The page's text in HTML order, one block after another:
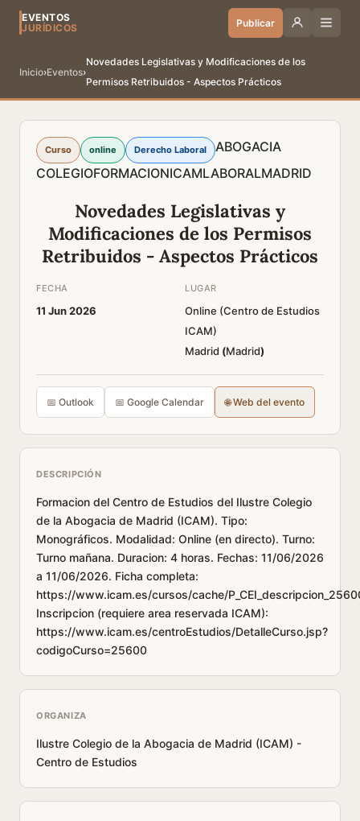
EVENTOS
JURÍDICOS
Publicar
Inicio›Eventos›
Novedades Legislativas y Modificaciones de los
Permisos Retribuidos - Aspectos Prácticos
Curso online Derecho Laboral
ABOGACIA
COLEGIOFORMACIONICAMLABORALMADRID
Novedades Legislativas y
Modificaciones de los Permisos
Retribuidos - Aspectos Prácticos
FECHA
11 Jun 2026
LUGAR
Online (Centro de Estudios
ICAM)
Madrid (Madrid)
📅 Outlook 📅 Google Calendar 🌐 Web del evento
DESCRIPCIÓN
Formacion del Centro de Estudios del Ilustre Colegio
de la Abogacia de Madrid (ICAM). Tipo:
Monográficos. Modalidad: Online (en directo). Turno:
Turno mañana. Duracion: 4 horas. Fechas: 11/06/2026
a 11/06/2026. Ficha completa:
https://www.icam.es/cursos/cache/
Inscripcion (requiere area reservada ICAM):
https://www.icam.es/centroEstudios/DetalleCurso.jsp?
codigoCurso=25600
ORGANIZA
Ilustre Colegio de la Abogacia de Madrid (ICAM) -
Centro de Estudios